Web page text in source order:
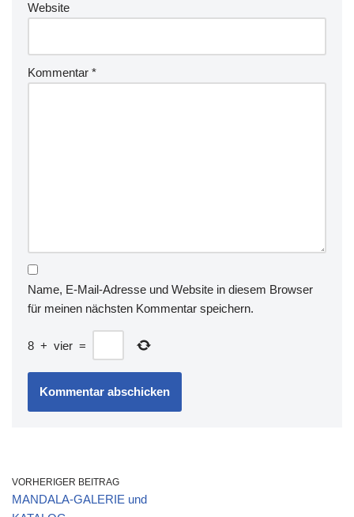
Website
Kommentar *
Name, E-Mail-Adresse und Website in diesem Browser
für meinen nächsten Kommentar speichern.
8 + vier =
VORHERIGER BEITRAG
MANDALA-GALERIE und